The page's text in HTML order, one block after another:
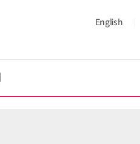
English